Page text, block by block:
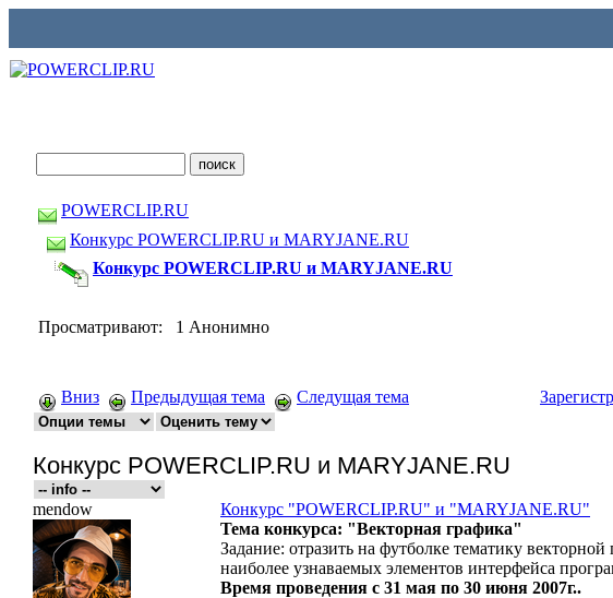
POWERCLIP.RU
Конкурс POWERCLIP.RU и MARYJANE.RU
Конкурс POWERCLIP.RU и MARYJANE.RU
Просматривают: 1 Анонимно
Вниз Предыдущая тема Следущая тема
Конкурс POWERCLIP.RU и MARYJANE.RU
mendow
Конкурс "POWERCLIP.RU" и "MARYJANE.RU"
Тема конкурса: "Векторная графика"
Задание: отразить на футболке тематику
наиболее узнаваемых элементов интерфейса
Время проведения с 31 мая по 30 июня 2007г..